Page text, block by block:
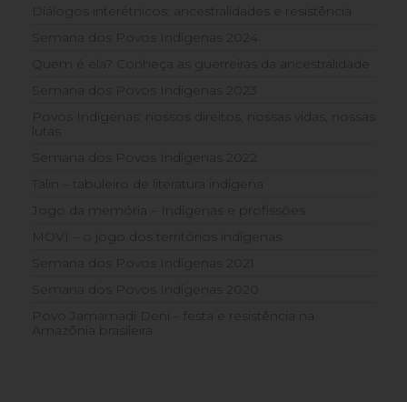
Diálogos interétnicos: ancestralidades e resistência
Semana dos Povos Indígenas 2024
Quem é ela? Conheça as guerreiras da ancestralidade
Semana dos Povos Indígenas 2023
Povos Indígenas: nossos direitos, nossas vidas, nossas
lutas
Semana dos Povos Indígenas 2022
Talin – tabuleiro de literatura indígena
Jogo da memória – Indígenas e profissões
MOVÍ – o jogo dos territórios indígenas
Semana dos Povos Indígenas 2021
Semana dos Povos Indígenas 2020
Povo Jamamadi Deni – festa e resistência na
Amazônia brasileira